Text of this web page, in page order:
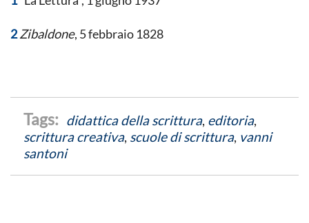
2Zibaldone, 5 febbraio 1828
didattica della scrittura, editoria,
scrittura creativa, scuole di scrittura, vanni
santoni